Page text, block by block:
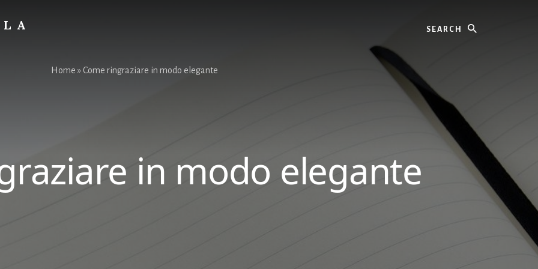
Home »Come ringraziare in modo elegante
in modo elegante